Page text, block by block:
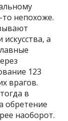
непохоже.
а
123
врагов.
в
обретение
наоборот.